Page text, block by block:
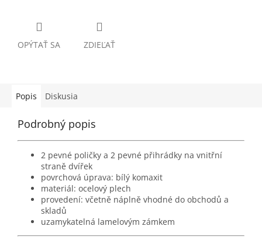
OPÝTAŤ SA ZDIEĽAŤ
Popis Diskusia
Podrobný popis
2 pevné poličky a 2 pevné přihrádky na vnitřní
straně dvířek
povrchová úprava: bílý komaxit
materiál: ocelový plech
provedení: včetně náplně vhodné do obchodů a
skladů
uzamykatelná lamelovým zámkem